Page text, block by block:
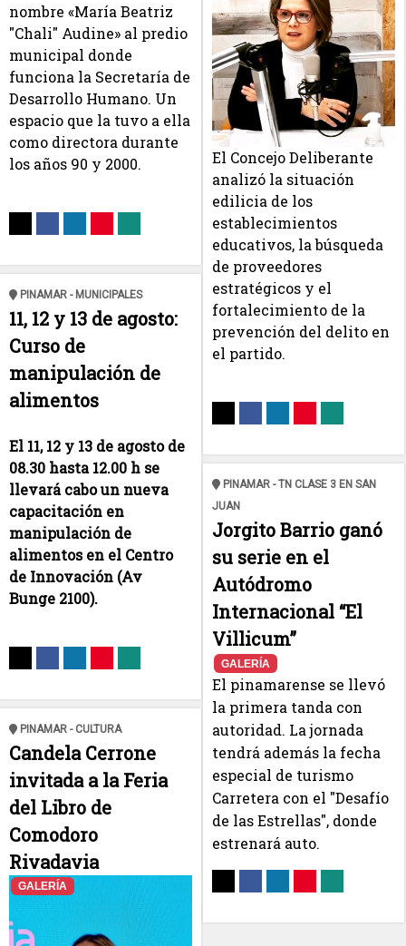
nombre «María Beatriz
"Chali" Audine» al predio
municipal donde
funciona la Secretaría de
Desarrollo Humano. Un
espacio que la tuvo a ella
como directora durante
los años 90 y 2000.
PINAMAR - MUNICIPALES
11, 12 y 13 de agosto:
Curso de
manipulación de
alimentos
El 11, 12 y 13 de agosto de
08.30 hasta 12.00 h se
llevará cabo un nueva
capacitación en
manipulación de
alimentos en el Centro
de Innovación (Av
Bunge 2100).
PINAMAR - CULTURA
Candela Cerrone
invitada a la Feria
del Libro de
Comodoro
Rivadavia
GALERÍA
El Concejo Deliberante
analizó la situación
edilicia de los
establecimientos
educativos, la búsqueda
de proveedores
estratégicos y el
fortalecimiento de la
prevención del delito en
el partido.
PINAMAR - TN CLASE 3 EN SAN
JUAN
Jorgito Barrio ganó
su serie en el
Autódromo
Internacional “El
Villicum”
GALERÍA
El pinamarense se llevó
la primera tanda con
autoridad. La jornada
tendrá además la fecha
especial de turismo
Carretera con el "Desafío
de las Estrellas", donde
estrenará auto.